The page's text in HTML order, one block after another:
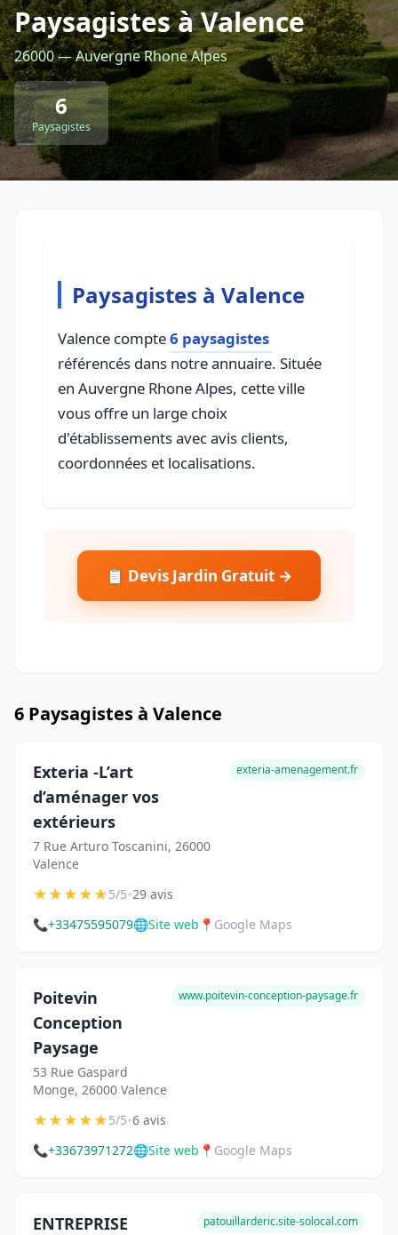
Retour à la liste des métiers
CGU-Confidentialité- Service proposé parViteUnDevis.com-Vous
Paysagistes à Valence
26000 — Auvergne Rhone Alpes
6
Paysagistes
Paysagistes à Valence
Valence compte6 paysagistes
référencés dans notre annuaire. Située
en Auvergne Rhone Alpes, cette ville
vous offre un large choix
d'établissements avec avis clients,
coordonnées et localisations.
📋 Devis Jardin Gratuit →
6 Paysagistes à Valence
Exteria -L’art
d’aménager vos
extérieurs
7 Rue Arturo Toscanini, 26000
Valence
exteria-amenagement.fr
★★★★★5/5•29 avis
📞+33475595079🌐Site web 📍 Google Maps
Poitevin
Conception
Paysage
53 Rue Gaspard
Monge, 26000 Valence
www.poitevin-conception-paysage.fr
★★★★★5/5•6 avis
📞+33673971272🌐Site web 📍 Google Maps
ENTREPRISE
patouillarderic.site-solocal.com